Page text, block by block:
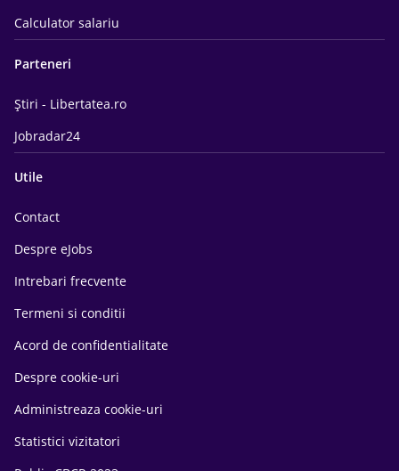
Calculator salariu
Parteneri
Știri - Libertatea.ro
Jobradar24
Utile
Contact
Despre eJobs
Intrebari frecvente
Termeni si conditii
Acord de confidentialitate
Despre cookie-uri
Administreaza cookie-uri
Statistici vizitatori